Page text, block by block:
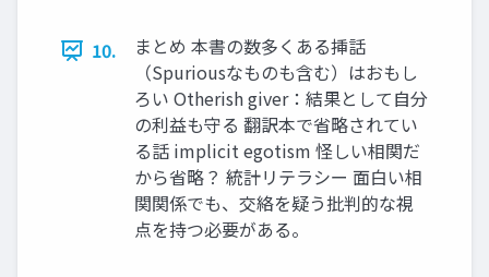
10.
まとめ 本書の数多くある挿話
（Spuriousなものも含む）はおもし
ろい Otherish giver：結果として自分
の利益も守る 翻訳本で省略されてい
る話 implicit egotism 怪しい相関だ
から省略？ 統計リテラシー 面白い相
関関係でも、交絡を疑う批判的な視
点を持つ必要がある。